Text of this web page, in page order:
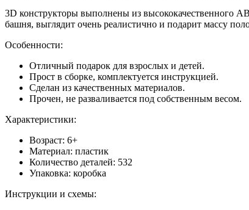
3D конструкторы выполнены из высококачественного
башня, выглядит очень реалистично и подарит массу
Особенности:
Отличный подарок для взрослых и детей.
Прост в сборке, комплектуется инструкцией.
Сделан из качественных материалов.
Прочен, не разваливается под собственным весом.
Характеристики:
Возраст: 6+
Материал: пластик
Количество деталей: 532
Упаковка: коробка
Инструкции и схемы: